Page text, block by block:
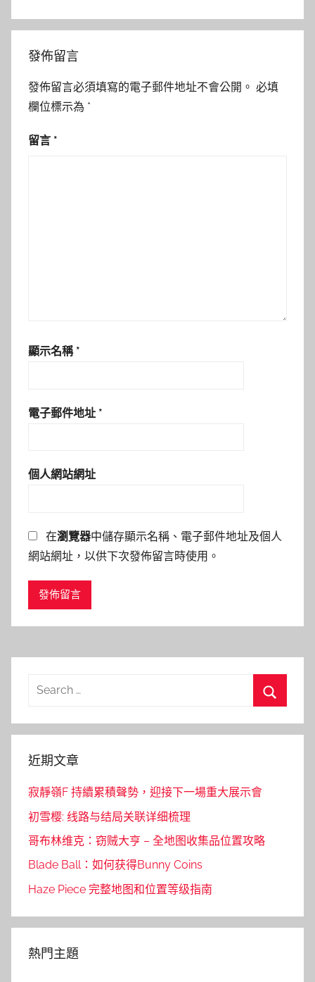
發佈留言
發佈留言必須填寫的電子郵件地址不會公開。 必填
欄位標示為 *
留言 *
顯示名稱 *
電子郵件地址 *
個人網站網址
在瀏覽器中儲存顯示名稱、電子郵件地址及個人
網站網址，以供下次發佈留言時使用。
Search
近期文章
寂靜嶺F 持續累積聲勢，迎接下一場重大展示會
初雪樱: 线路与结局关联详细梳理
哥布林维克：窃贼大亨 – 全地图收集品位置攻略
Blade Ball：如何获得Bunny Coins
Haze Piece 完整地图和位置等级指南
熱門主題